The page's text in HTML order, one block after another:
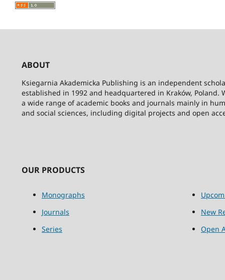
ABOUT
Ksiegarnia Akademicka Publishing is an independent
established in 1992 and headquartered in Kraków, Poland.
a wide range of academic books and journals mainly in
and social sciences, including digital projects and open
OUR PRODUCTS
Monographs
Journals
Series
New
Open